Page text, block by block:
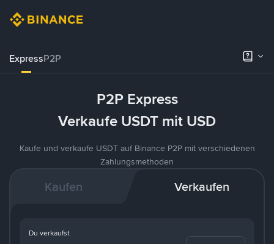
ExpressP2P
P2P Express
Verkaufe USDT mit USD
Kaufe und verkaufe USDT auf Binance P2P mit verschiedenen
Zahlungsmethoden
Kaufen Verkaufen
Du verkaufst